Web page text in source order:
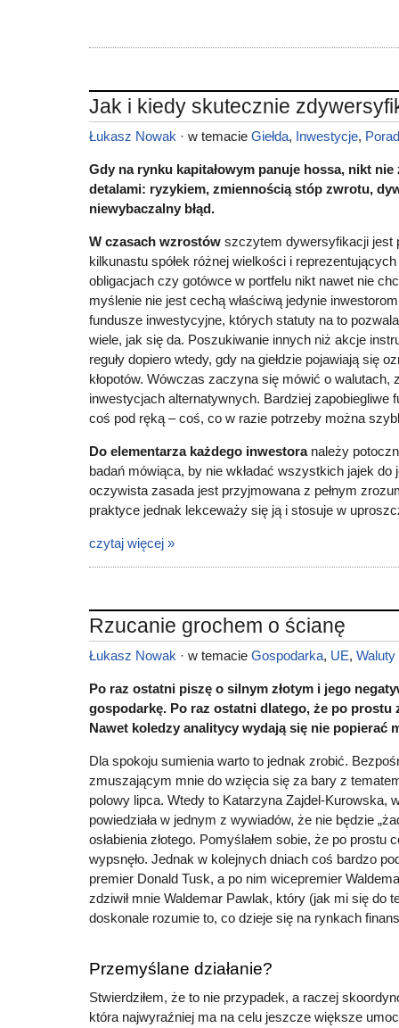
Jak i kiedy skutecznie
Łukasz Nowak · w temacie Giełda, Inwestycje,
Gdy na rynku kapitałowym panuje hossa, nikt nie
detalami: ryzykiem, zmiennością stóp zwrotu,
niewybaczalny błąd.
W czasach wzrostów szczytem dywersyfikacji jest
kilkunastu spółek różnej wielkości i
obligacjach czy gotówce w portfelu nikt nawet nie
myślenie nie jest cechą właściwą jedynie
fundusze inwestycyjne, których statuty na to
wiele, jak się da. Poszukiwanie innych niż akcje
reguły dopiero wtedy, gdy na giełdzie pojawiają się
kłopotów. Wówczas zaczyna się mówić o walutach,
inwestycjach alternatywnych. Bardziej zapobiegliwe
coś pod ręką – coś, co w razie potrzeby można
Do elementarza każdego inwestoranależy
badań mówiąca, by nie wkładać wszystkich jajek do
oczywista zasada jest przyjmowana z pełnym
praktyce jednak lekceważy się ją i stosuje w
czytaj więcej »
Rzucanie grochem o ścianę
Łukasz Nowak · w temacie Gospodarka, UE, Waluty
Po raz ostatni piszę o silnym złotym i jego
gospodarkę. Po raz ostatni dlatego, że po prostu
Nawet koledzy analitycy wydają się nie popierać
Dla spokoju sumienia warto to jednak zrobić.
zmuszającym mnie do wzięcia się za bary z
polowy lipca. Wtedy to Katarzyna Zajdel-Kurowska,
powiedziała w jednym z wywiadów, że nie będzie
osłabienia złotego. Pomyślałem sobie, że po prostu
wypsnęło. Jednak w kolejnych dniach coś bardzo
premier Donald Tusk, a po nim wicepremier
zdziwił mnie Waldemar Pawlak, który (jak mi się do
doskonale rozumie to, co dzieje się na rynkach
Przemyślane działanie?
Stwierdziłem, że to nie przypadek, a raczej
która najwyraźniej ma na celu jeszcze większe